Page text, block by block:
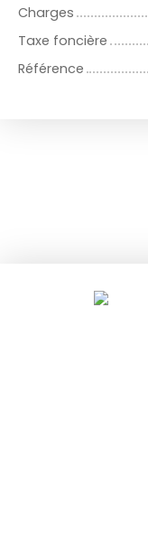
Charges
Taxe foncière
Référence